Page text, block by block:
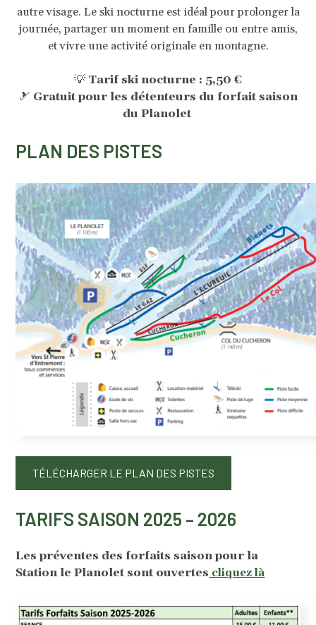
autre visage. Le ski nocturne est idéal pour prolonger la
journée, partager un moment en famille ou entre amis,
et vivre une activité originale en montagne.
💡 Tarif ski nocturne : 5,50 €
🎿 Gratuit pour les détenteurs du forfait saison
du Planolet
PLAN DES PISTES
TÉLÉCHARGER LE PLAN DES PISTES
TARIFS SAISON 2025 – 2026
Les préventes des forfaits saison pour la
Station le Planolet sont ouvertes cliquez là